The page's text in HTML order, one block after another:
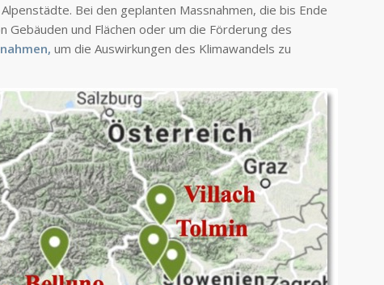
Bei den geplanten Massnahmen, die bis Ende
und Flächen oder um die Förderung des
um die Auswirkungen des Klimawandels zu